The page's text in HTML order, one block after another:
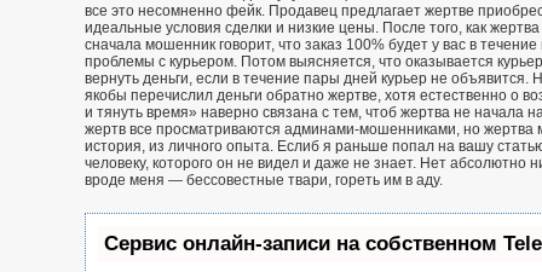
все это несомненно фейк. Продавец предлагает жертве
идеальные условия сделки и низкие цены. После того, как
сначала мошенник говорит, что заказ 100% будет у вас в
проблемы с курьером. Потом выясняется, что оказывается
вернуть деньги, если в течение пары дней курьер не
якобы перечислил деньги обратно жертве, хотя естественно о
и тянуть время» наверно связана с тем, чтоб жертва не начала
жертв все просматриваются админами-мошенниками, но жертва
история, из личного опыта. Еслиб я раньше попал на вашу
человеку, которого он не видел и даже не знает. Нет
вроде меня — бессовестные твари, гореть им в аду.
Сервис онлайн-записи на собственном